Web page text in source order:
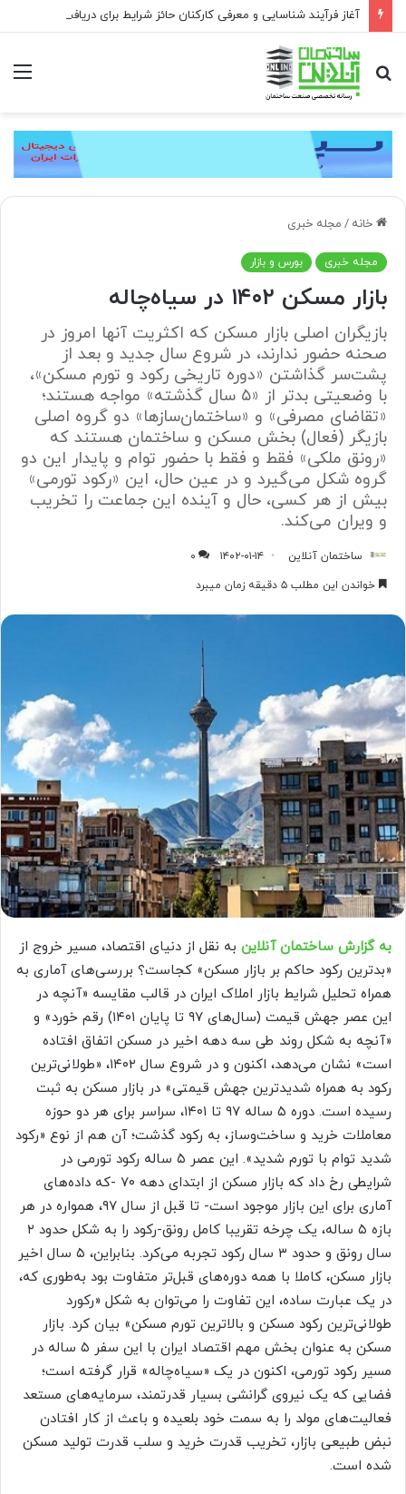
جستجو
برای
خانه / مجله خبری
مجله خبری بورس و بازار
بازار مسکن ۱۴۰۲ در سیاه‏‏‌چاله
بازیگران اصلی بازار مسکن که اکثریت آنها امروز در
صحنه حضور ندارند، در شروع سال جدید‌‌‌ و‌‌‌ بعد از
پشت‌‌‌سر گذاشتن «دوره تاریخی رکود و تورم مسکن»،
با وضعیتی بدتر از «۵ سال گذشته» مواجه هستند؛
«تقاضای مصرفی» و «ساختمان‌‌‌سازها» دو گروه اصلی
بازیگر (فعال) بخش مسکن و ساختمان هستند که
«رونق ملکی» فقط و فقط با حضور توام و پایدار این دو
گروه شکل می‌گیرد و در عین حال، این «رکود تورمی»
بیش‌‌‌ از هر کسی، حال و آینده این جماعت را تخریب
و ویران می‌کند.
ساختمان آنلاین ۱۴۰۲-۰۱-۱۴
۰
خواندن این مطلب ۵ دقیقه زمان میبرد
به گزارش ساختمان آنلاین به نقل از دنیای اقتصاد، مسیر خروج از
«بدترین رکود حاکم بر بازار مسکن» کجاست؟ بررسی‌‌‌های آماری به
همراه تحلیل شرایط بازار املاک ایران در قالب مقایسه «آنچه در
این عصر جهش قیمت‌‌‌ (سال‌های ۹۷ تا پایان ۱۴۰۱) رقم‌‌‌ خورد» و
«آنچه به شکل روند طی سه دهه اخیر در مسکن اتفاق افتاده
است» نشان می‌دهد، اکنون و در شروع سال ۱۴۰۲، «طولانی‌‌‌ترین‌‌‌
رکود به همراه شدیدترین جهش قیمتی» در بازار مسکن به ثبت
رسیده است. دوره ۵ ساله ۹۷ تا ۱۴۰۱، سراسر برای هر دو حوزه
معاملات خرید و ساخت‌‌‌وساز، به رکود گذشت؛ آن هم از نوع «رکود
شدید توام با تورم شدید». این عصر ۵ ساله رکود تورمی در
شرایطی رخ داد که بازار مسکن از ابتدای دهه ۷۰ -که داده‌‌‌های
آماری برای این بازار موجود است- تا قبل از سال ۹۷، همواره در هر
بازه ۵ ساله، یک‌‌‌ چرخه تقریبا کامل رونق-رکود را به شکل حدود ۲
سال رونق و حدود ۳ سال رکود تجربه می‌‌‌کرد. بنابراین، ۵ سال اخیر
بازار مسکن، کاملا با همه دوره‌‌‌های قبل‌‌‌تر متفاوت بود به‌طوری که،
در یک‌‌‌ عبارت ساده، این تفاوت را می‌توان به شکل «رکورد
طولانی‌‌‌ترین رکود مسکن و بالاترین‌‌‌ تورم مسکن» بیان کرد. بازار
مسکن به عنوان بخش مهم اقتصاد ایران با این سفر ۵ ساله در
مسیر رکود تورمی، اکنون در یک «سیاه‌‌‌چاله» قرار گرفته است؛
فضایی که یک نیروی گرانشی بسیار قدرتمند، سرمایه‌‌‌های مستعد
فعالیت‌‌‌های مولد را به سمت خود بلعیده و باعث از کار افتادن
نبض طبیعی بازار، تخریب قدرت خرید و سلب قدرت تولید مسکن
شده است.